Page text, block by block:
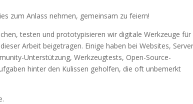
zum Anlass nehmen, gemeinsam zu feiern!
testen und prototypisieren wir digitale Werkzeuge für
Arbeit beigetragen. Einige haben bei Websites,
Unterstützung, Werkzeugtests, Open-Source-
hinter den Kulissen geholfen, die oft unbemerkt